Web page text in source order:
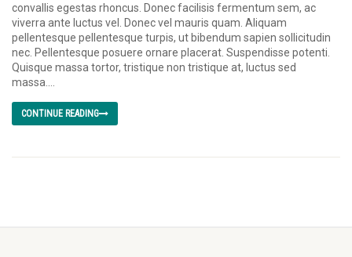
convallis egestas rhoncus. Donec facilisis fermentum sem, ac
viverra ante luctus vel. Donec vel mauris quam. Aliquam
pellentesque pellentesque turpis, ut bibendum sapien sollicitudin
nec. Pellentesque posuere ornare placerat. Suspendisse potenti.
Quisque massa tortor, tristique non tristique at, luctus sed
massa....
CONTINUE READING